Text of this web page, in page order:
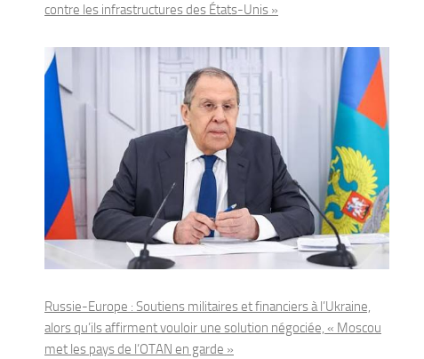
contre les infrastructures des États-Unis »
Russie-Europe : Soutiens militaires et financiers à l’Ukraine,
alors qu’ils affirment vouloir une solution négociée, « Moscou
met les pays de l’OTAN en garde »